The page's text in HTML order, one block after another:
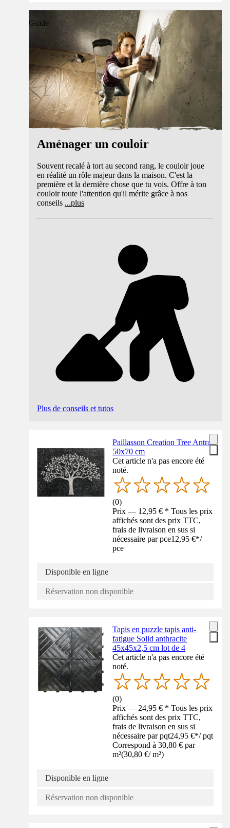
Guide
Aménager un couloir
Souvent recalé à tort au second rang, le couloir joue
en réalité un rôle majeur dans la maison. C'est la
première et la dernière chose que tu vois. Offre à ton
couloir toute l'attention qu'il mérite grâce à nos
conseils ...plus
Plus de conseils et tutos
Paillasson Creation Tree Antra
50x70 cm
Cet article n'a pas encore été
noté.
(0)
Prix — 12,95 € * Tous les prix
affichés sont des prix TTC,
frais de livraison en sus si
nécessaire par pce12,95 €*/
pce
Disponible en ligne
Réservation non disponible
Tapis en puzzle tapis anti-
fatigue Solid anthracite
45x45x2,5 cm lot de 4
Cet article n'a pas encore été
noté.
(0)
Prix — 24,95 € * Tous les prix
affichés sont des prix TTC,
frais de livraison en sus si
nécessaire par pqt24,95 €*/ pqt
Correspond à 30,80 € par
m²(30,80 €/ m²)
Disponible en ligne
Réservation non disponible